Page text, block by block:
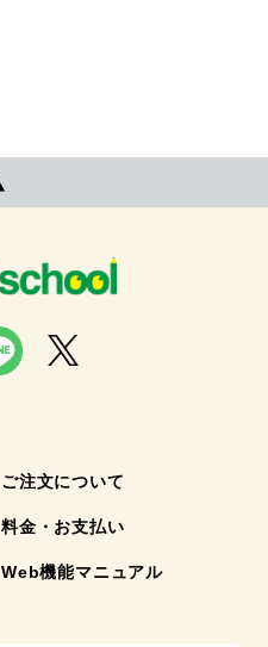
ご注文について
料金・お支払い
Web機能マニュアル